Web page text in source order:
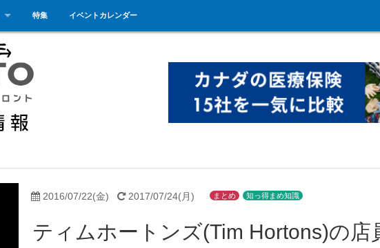
特集 イベントカレンダー
2016/07/22(金) 2017/07/24(月) まとめ 知っ得まめ知識
ティムホートンズ(Tim Hortons)の店